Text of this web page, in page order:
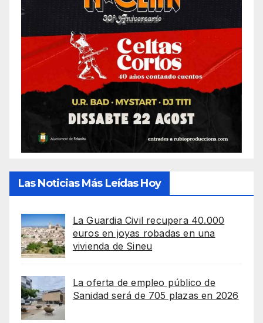
Las Noticias Más Leídas Hoy
La Guardia Civil recupera 40.000
euros en joyas robadas en una
vivienda de Sineu
La oferta de empleo público de
Sanidad será de 705 plazas en 2026